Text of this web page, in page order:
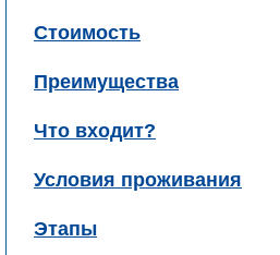
Стоимость
Преимущества
Что входит?
Условия проживания
Этапы